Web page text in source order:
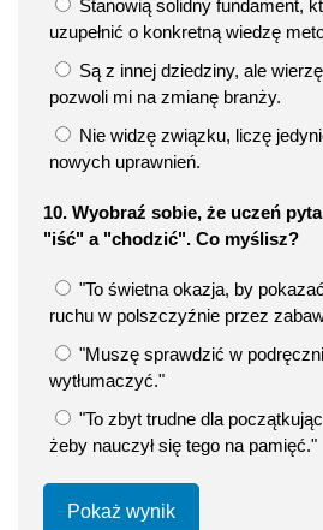
Stanowią solidny fundament,
uzupełnić o konkretną wiedzę
Są z innej dziedziny, ale
pozwoli mi na zmianę branży.
Nie widzę związku, liczę
nowych uprawnień.
10. Wyobraź sobie, że uczeń
"iść" a "chodzić". Co myślisz?
"To świetna okazja, by
ruchu w polszczyźnie przez
"Muszę sprawdzić w
wytłumaczyć."
"To zbyt trudne dla
żeby nauczył się tego na pamięć."
Pokaż wynik